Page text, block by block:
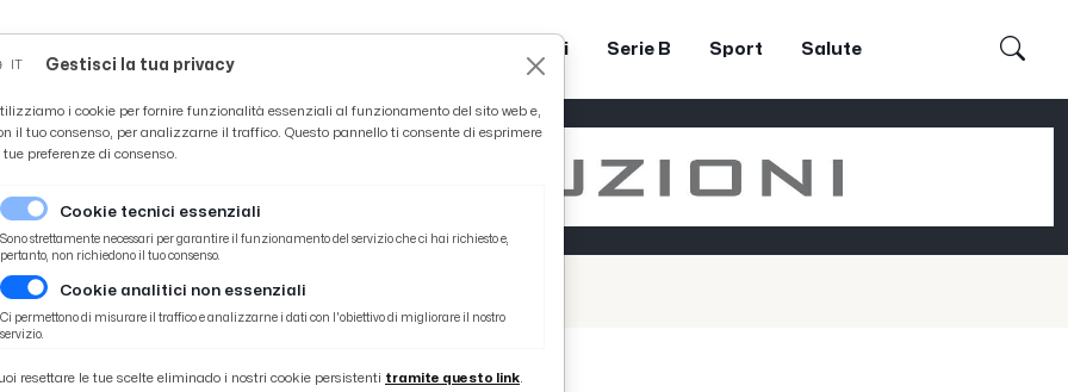
Coppa Teodori Serie B Sport Salute
appuntamento a Villa Papi con ''Alleanze, corpi in movimento''
Gestisci la tua privacy
i cookie per fornire funzionalità essenziali al funzionamento del sito web e,
il tuo consenso, per analizzarne il traffico. Questo pannello ti consente di esprimere
tue preferenze di consenso.
Cookie tecnici essenziali
Sono strettamente necessari per garantire il funzionamento del servizio che ci hai richiesto e,
pertanto, non richiedono il tuo consenso.
Cookie analitici non essenziali
Ci permettono di misurare il traffico e analizzarne i dati con l'obiettivo di migliorare il nostro
servizio.
resettare le tue scelte eliminado i nostri cookie persistenti tramite questo link.